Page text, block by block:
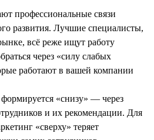
профессиональные связи
развития. Лучшие специалисты,
всё реже ищут работу
через «силу слабых
работают в вашей компании
формируется «снизу» — через
и их рекомендации. Для
«сверху» теряет